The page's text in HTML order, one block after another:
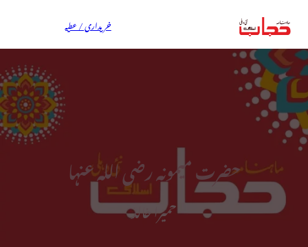
خریداری / عطیہ
حضرت میمونہ رضی اللہ عنہا
حمیرا خالد